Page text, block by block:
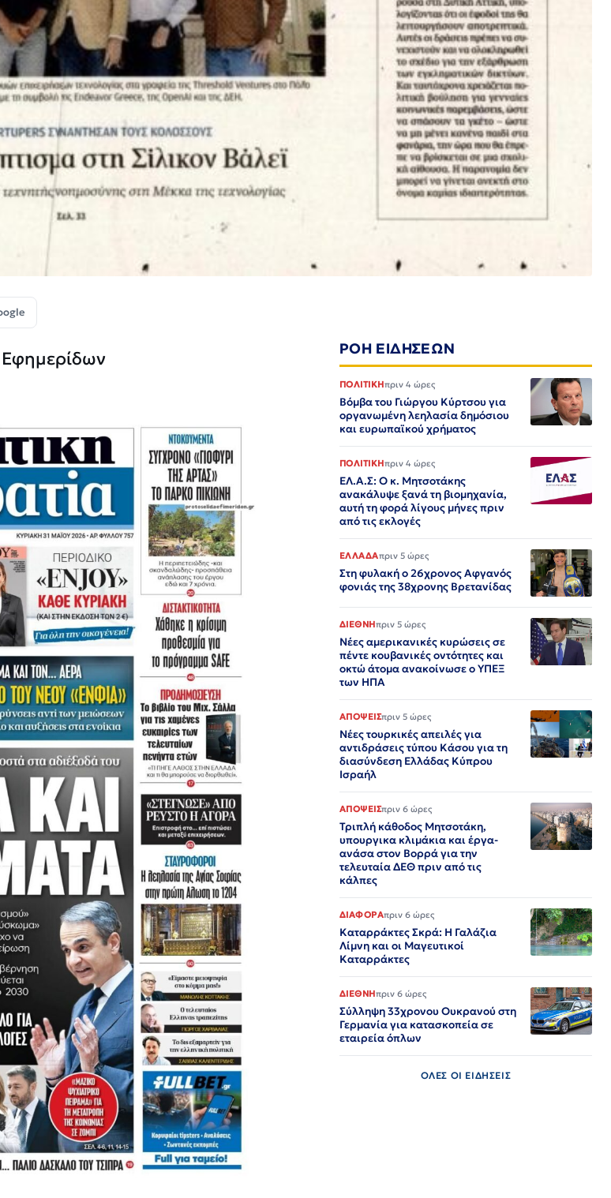
ΡΟΗ ΕΙΔΗΣΕΩΝ
ΠΟΛΙΤΙΚΗπριν 4 ώρες
Βόμβα του Γιώργου Κύρτσου για
οργανωμένη λεηλασία δημόσιου
και ευρωπαϊκού χρήματος
ΠΟΛΙΤΙΚΗπριν 4 ώρες
ΕΛ.Α.Σ: Ο κ. Μητσοτάκης
ανακάλυψε ξανά τη βιομηχανία,
αυτή τη φορά λίγους μήνες πριν
από τις εκλογές
ΕΛΛΑΔΑπριν 5 ώρες
Στη φυλακή ο 26χρονος Αφγανός
φονιάς της 38χρονης Βρετανίδας
ΔΙΕΘΝΗπριν 5 ώρες
Νέες αμερικανικές κυρώσεις σε
πέντε κουβανικές οντότητες και
οκτώ άτομα ανακοίνωσε ο ΥΠΕΞ
των ΗΠΑ
ΑΠΟΨΕΙΣπριν 5 ώρες
Νέες τουρκικές απειλές για
αντιδράσεις τύπου Κάσου για τη
διασύνδεση Ελλάδας Κύπρου
Ισραήλ
ΑΠΟΨΕΙΣπριν 6 ώρες
Τριπλή κάθοδος Μητσοτάκη,
υπουργικα κλιμάκια και έργα-
ανάσα στον Βορρά για την
τελευταία ΔΕΘ πριν από τις
κάλπες
ΔΙΑΦΟΡΑπριν 6 ώρες
Καταρράκτες Σκρά: Η Γαλάζια
Λίμνη και οι Μαγευτικοί
Καταρράκτες
ΔΙΕΘΝΗπριν 6 ώρες
Σύλληψη 33χρονου Ουκρανού στη
Γερμανία για κατασκοπεία σε
εταιρεία όπλων
ΟΛΕΣ ΟΙ ΕΙΔΗΣΕΙΣ